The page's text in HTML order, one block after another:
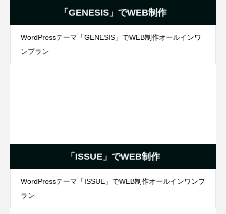
「GENESIS」でWEB制作
WordPressテーマ「GENESIS」でWEB制作オールインワ
ンプラン
「ISSUE」でWEB制作
WordPressテーマ「ISSUE」でWEB制作オールインワンプ
ラン